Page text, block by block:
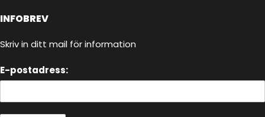
INFOBREV
Skriv in ditt mail för information
E-postadress: